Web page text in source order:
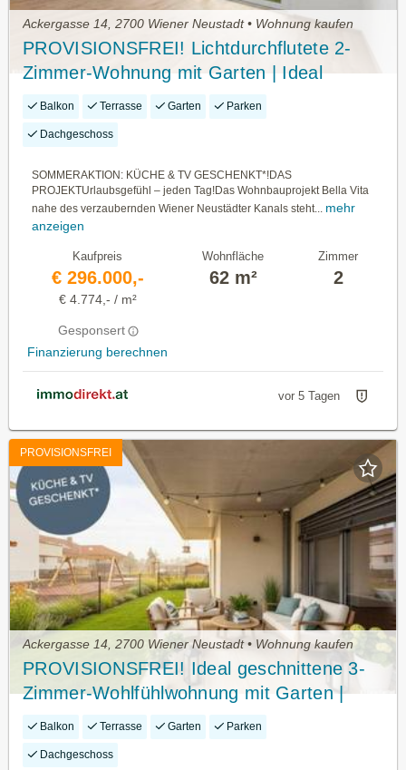
Ackergasse 14, 2700 Wiener Neustadt • Wohnung kaufen
PROVISIONSFREI! Lichtdurchflutete 2-
Zimmer-Wohnung mit Garten | Ideal
geschnitten für viel Raum | Bezugsfertig
Balkon Terrasse Garten Parken
Dachgeschoss
SOMMERAKTION: KÜCHE & TV GESCHENKT*!DAS
PROJEKTUrlaubsgefühl – jeden Tag!Das Wohnbauprojekt Bella Vita
nahe des verzaubernden Wiener Neustädter Kanals steht... mehr
anzeigen
Kaufpreis
€ 296.000,-
€ 4.774,- / m²
Gesponsert
Finanzierung berechnen
Wohnfläche
62 m²
Zimmer
2
vor 5 Tagen
PROVISIONSFREI
Ackergasse 14, 2700 Wiener Neustadt • Wohnung kaufen
PROVISIONSFREI! Ideal geschnittene 3-
Zimmer-Wohlfühlwohnung mit Garten |
Sofort vermietbar
Balkon Terrasse Garten Parken
Dachgeschoss